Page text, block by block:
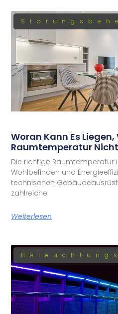
Woran Kann Es Liegen,
Raumtemperatur
Die richtige Raumtemperatur
Wohlbefinden und
technischen
zahlreiche
Weiterlesen